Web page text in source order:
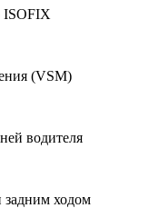
ISOFIX
(VSM)
водителя
задним ходом